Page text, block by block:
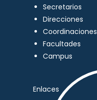
Secretarios
Direcciones
Coordinaciones
Facultades
Campus
Enlaces